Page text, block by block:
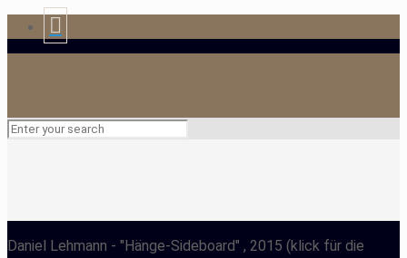
Daniel Lehmann - "Hänge-Sideboard" , 2015 (klick für die